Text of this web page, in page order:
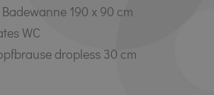
190 x 90 cm
WC
dropless 30 cm